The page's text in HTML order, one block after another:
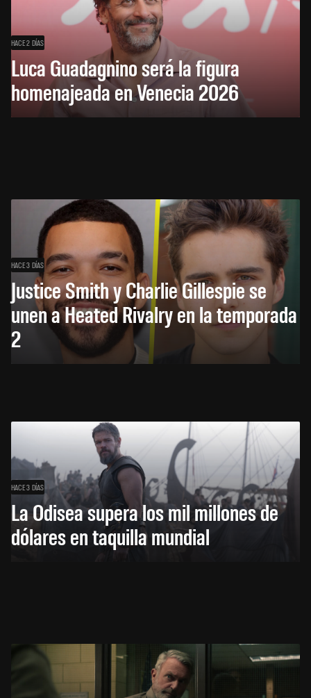
HACE 2 DÍAS
Luca Guadagnino será la figura
homenajeada en Venecia 2026
HACE 3 DÍAS
Justice Smith y Charlie Gillespie se
unen a Heated Rivalry en la temporada
2
HACE 3 DÍAS
La Odisea supera los mil millones de
dólares en taquilla mundial